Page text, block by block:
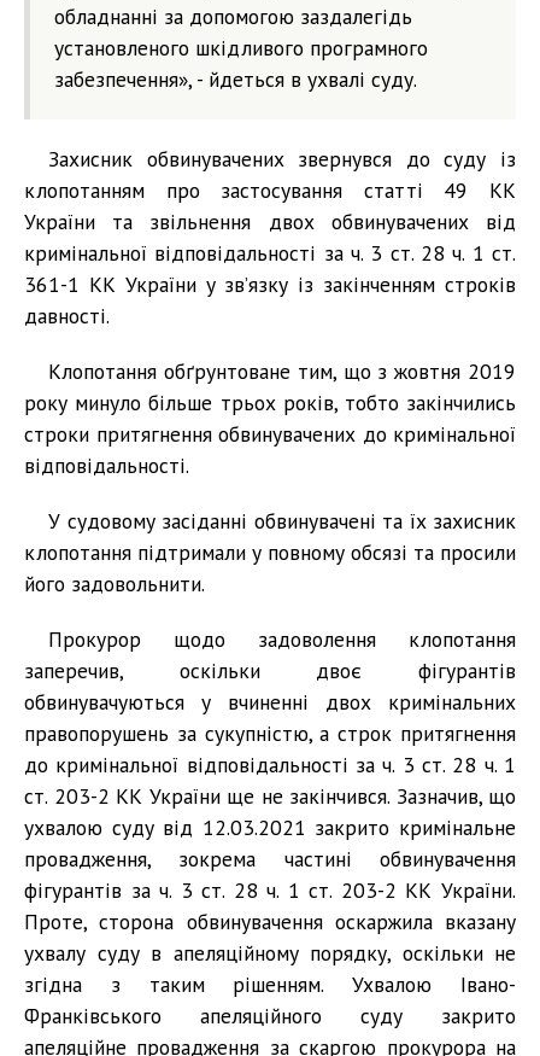
обладнанні за допомогою заздалегідь
установленого шкідливого програмного
забезпечення», - йдеться в ухвалі суду.
Захисник обвинувачених звернувся до суду із
клопотанням про застосування статті 49 КК
України та звільнення двох обвинувачених від
кримінальної відповідальності за ч. 3 ст. 28 ч. 1 ст.
361-1 КК України у зв’язку із закінченням строків
давності.
Клопотання обґрунтоване тим, що з жовтня 2019
року минуло більше трьох років, тобто закінчились
строки притягнення обвинувачених до кримінальної
відповідальності.
У судовому засіданні обвинувачені та їх захисник
клопотання підтримали у повному обсязі та просили
його задовольнити.
Прокурор щодо задоволення клопотання
заперечив, оскільки двоє фігурантів
обвинувачуються у вчиненні двох кримінальних
правопорушень за сукупністю, а строк притягнення
до кримінальної відповідальності за ч. 3 ст. 28 ч. 1
ст. 203-2 КК України ще не закінчився. Зазначив, що
ухвалою суду від 12.03.2021 закрито кримінальне
провадження, зокрема частині обвинувачення
фігурантів за ч. 3 ст. 28 ч. 1 ст. 203-2 КК України.
Проте, сторона обвинувачення оскаржила вказану
ухвалу суду в апеляційному порядку, оскільки не
згідна з таким рішенням. Ухвалою Івано-
Франківського апеляційного суду закрито
апеляційне провадження за скаргою прокурора на